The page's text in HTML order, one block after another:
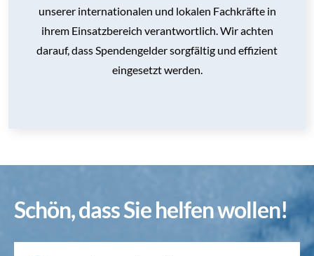
unserer internationalen und lokalen Fachkräfte in
ihrem Einsatzbereich verantwortlich. Wir achten
darauf, dass Spendengelder sorgfältig und effizient
eingesetzt werden.
Schön, dass Sie helfen wollen!